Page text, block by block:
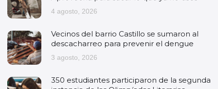
4 agosto, 2026
Vecinos del barrio Castillo se sumaron al
descacharreo para prevenir el dengue
3 agosto, 2026
350 estudiantes participaron de la segunda